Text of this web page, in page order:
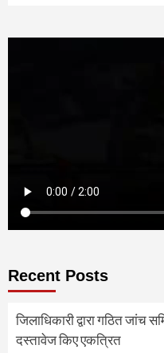
Recent Posts
जिलाधिकारी द्वारा गठित जांच
दस्तावेज किए एकत्रित